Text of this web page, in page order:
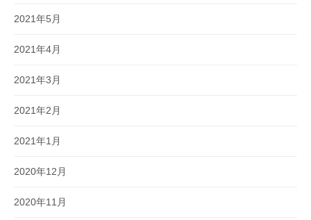
2021年5月
2021年4月
2021年3月
2021年2月
2021年1月
2020年12月
2020年11月